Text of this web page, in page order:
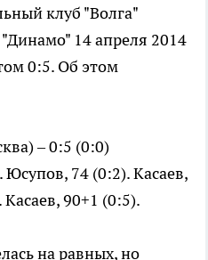
клуб "Волга"
14 апреля 2014
0:5. Об этом
– 0:5 (0:0)
74 (0:2). Касаев,
90+1 (0:5).
на равных, но